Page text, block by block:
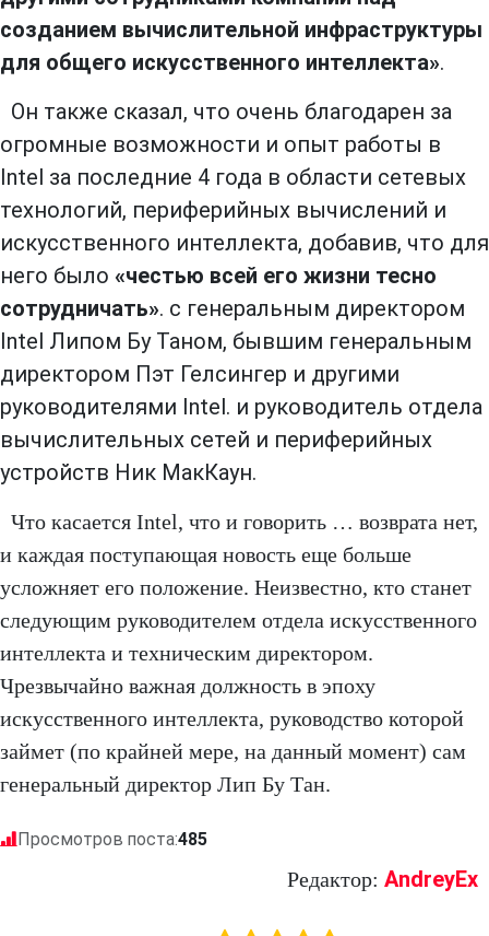
созданием вычислительной инфраструктуры
для общего искусственного интеллекта».
Он также сказал, что очень благодарен за
огромные возможности и опыт работы в
Intel за последние 4 года в области сетевых
технологий, периферийных вычислений и
искусственного интеллекта, добавив, что для
него было «честью всей его жизни тесно
сотрудничать». с генеральным директором
Intel Липом Бу Таном, бывшим генеральным
директором Пэт Гелсингер и другими
руководителями Intel. и руководитель отдела
вычислительных сетей и периферийных
устройств Ник МакКаун.
Что касается Intel, что и говорить … возврата нет,
и каждая поступающая новость еще больше
усложняет его положение. Неизвестно, кто станет
следующим руководителем отдела искусственного
интеллекта и техническим директором.
Чрезвычайно важная должность в эпоху
искусственного интеллекта, руководство которой
займет (по крайней мере, на данный момент) сам
генеральный директор Лип Бу Тан.
Просмотров поста:485
Редактор: AndreyEx